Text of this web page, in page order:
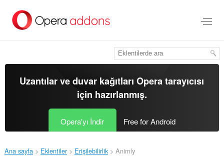
içeriğe
Uzantılar ve duvar kağıtlarıOpera tarayıcısı
için hazırlanmış.
Opera'yı İndir Free for Android
Ana sayfa Eklentiler Erişilebilirlik Animly‎